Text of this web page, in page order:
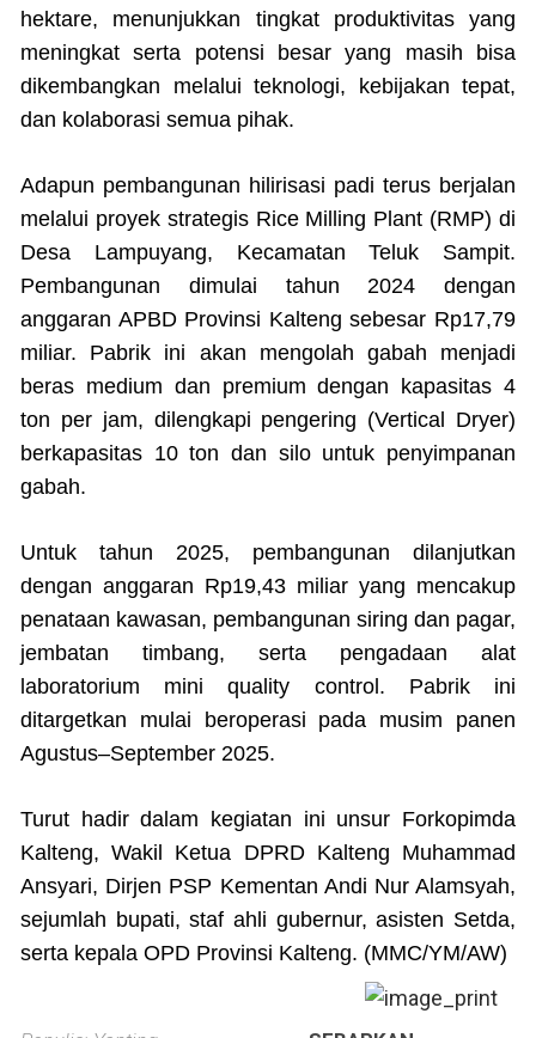
hektare, menunjukkan tingkat produktivitas yang
meningkat serta potensi besar yang masih bisa
dikembangkan melalui teknologi, kebijakan tepat,
dan kolaborasi semua pihak.
Adapun pembangunan hilirisasi padi terus berjalan
melalui proyek strategis Rice Milling Plant (RMP) di
Desa Lampuyang, Kecamatan Teluk Sampit.
Pembangunan dimulai tahun 2024 dengan
anggaran APBD Provinsi Kalteng sebesar Rp17,79
miliar. Pabrik ini akan mengolah gabah menjadi
beras medium dan premium dengan kapasitas 4
ton per jam, dilengkapi pengering (Vertical Dryer)
berkapasitas 10 ton dan silo untuk penyimpanan
gabah.
Untuk tahun 2025, pembangunan dilanjutkan
dengan anggaran Rp19,43 miliar yang mencakup
penataan kawasan, pembangunan siring dan pagar,
jembatan timbang, serta pengadaan alat
laboratorium mini quality control. Pabrik ini
ditargetkan mulai beroperasi pada musim panen
Agustus–September 2025.
Turut hadir dalam kegiatan ini unsur Forkopimda
Kalteng, Wakil Ketua DPRD Kalteng Muhammad
Ansyari, Dirjen PSP Kementan Andi Nur Alamsyah,
sejumlah bupati, staf ahli gubernur, asisten Setda,
serta kepala OPD Provinsi Kalteng. (MMC/YM/AW)